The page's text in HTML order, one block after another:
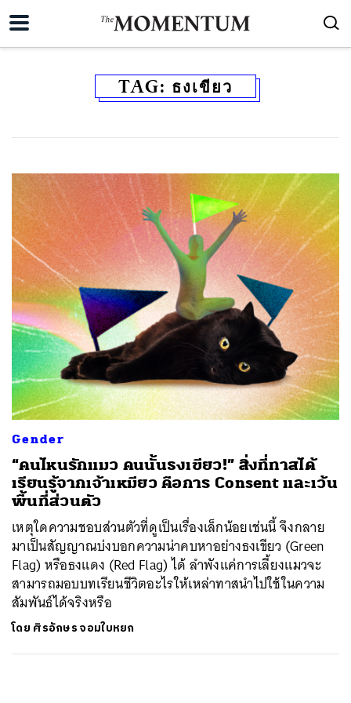
TAG: ธงเขียว
Gender
“คนไหนรักแมว คนนั้นธงเขียว!” สิ่งที่ทาสได้
เรียนรู้จากเจ้าเหมียว คือการ Consent และเว้น
พื้นที่ส่วนตัว
เหตุใดความชอบส่วนตัวที่ดูเป็นเรื่องเล็กน้อยเช่นนี้ จึงกลาย
มาเป็นสัญญาณบ่งบอกความน่าคบหาอย่างธงเขียว (Green
Flag) หรือธงแดง (Red Flag) ได้ ลำพังแค่การเลี้ยงแมวจะ
สามารถมอบบทเรียนชีวิตอะไรให้เหล่าทาสนำไปใช้ในความ
สัมพันธ์ได้จริงหรือ
โดย ศิรอักษร จอมใบหยก
ค้นหา